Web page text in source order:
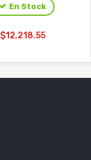
En Stock
$12,218.55